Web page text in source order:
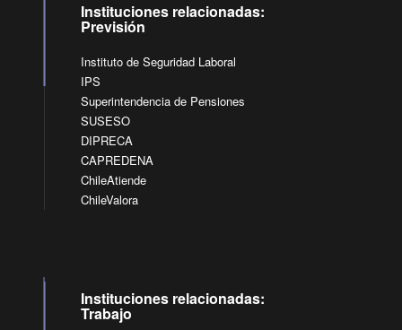
Instituciones relacionadas:
Previsión
Instituto de Seguridad Laboral
IPS
Superintendencia de Pensiones
SUSESO
DIPRECA
CAPREDENA
ChileAtiende
ChileValora
Instituciones relacionadas:
Trabajo